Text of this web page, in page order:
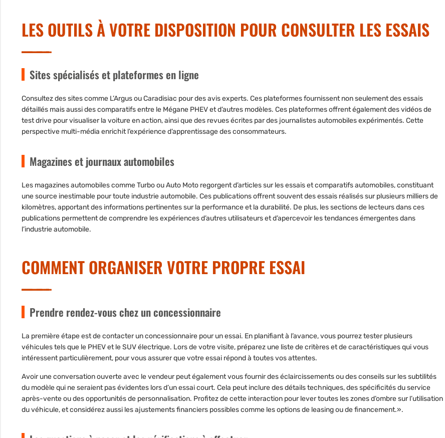
LES OUTILS À VOTRE DISPOSITION POUR CONSULTER LES ESSAIS
Sites spécialisés et plateformes en ligne
Consultez des sites comme L’Argus ou Caradisiac pour des avis experts. Ces plateformes fournissent non seulement des essais
détaillés mais aussi des comparatifs entre le Mégane PHEV et d’autres modèles. Ces plateformes offrent également des vidéos de
test drive pour visualiser la voiture en action, ainsi que des revues écrites par des journalistes automobiles expérimentés. Cette
perspective multi-média enrichit l’expérience d’apprentissage des consommateurs.
Magazines et journaux automobiles
Les magazines automobiles comme Turbo ou Auto Moto regorgent d’articles sur les essais et comparatifs automobiles, constituant
une source inestimable pour toute industrie automobile. Ces publications offrent souvent des essais réalisés sur plusieurs milliers de
kilomètres, apportant des informations pertinentes sur la performance et la durabilité. De plus, les sections de lecteurs dans ces
publications permettent de comprendre les expériences d’autres utilisateurs et d’apercevoir les tendances émergentes dans
l’industrie automobile.
COMMENT ORGANISER VOTRE PROPRE ESSAI
Prendre rendez-vous chez un concessionnaire
La première étape est de contacter un concessionnaire pour un essai. En planifiant à l’avance, vous pourrez tester plusieurs
véhicules tels que le PHEV et le SUV électrique. Lors de votre visite, préparez une liste de critères et de caractéristiques qui vous
intéressent particulièrement, pour vous assurer que votre essai répond à toutes vos attentes.
Avoir une conversation ouverte avec le vendeur peut également vous fournir des éclaircissements ou des conseils sur les subtilités
du modèle qui ne seraient pas évidentes lors d’un essai court. Cela peut inclure des détails techniques, des spécificités du service
après-vente ou des opportunités de personnalisation. Profitez de cette interaction pour lever toutes les zones d’ombre sur l’utilisation
du véhicule, et considérez aussi les ajustements financiers possibles comme les options de leasing ou de financement.».